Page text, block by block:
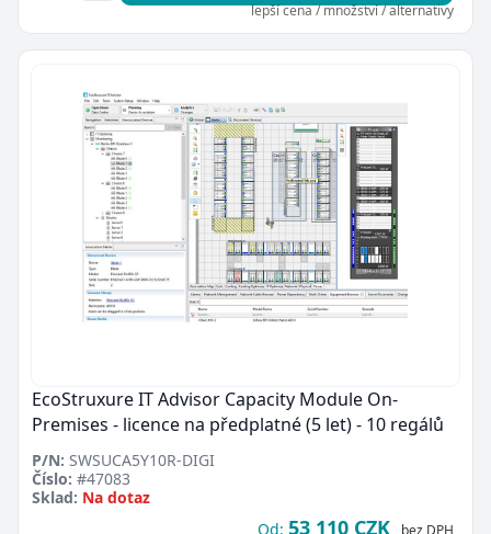
lepší cena / množství / alternativy
EcoStruxure IT Advisor Capacity Module On-
Premises - licence na předplatné (5 let) - 10 regálů
P/N: SWSUCA5Y10R-DIGI
Číslo: #47083
Sklad: Na dotaz
Od: 53 110 CZK bez DPH